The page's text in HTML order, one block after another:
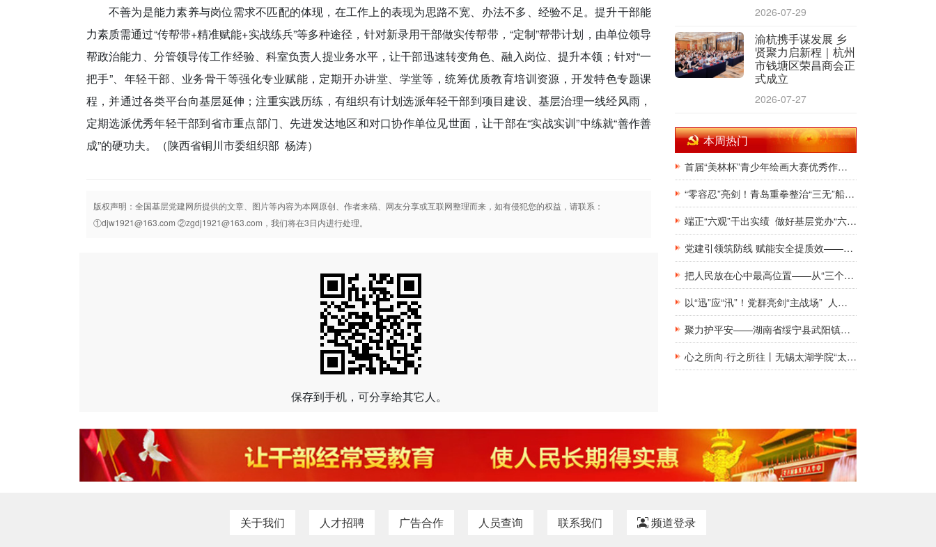
不善为是能力素养与岗位需求不匹配的体现，在工作上的表现为思路不宽、办法不多、经验不足。提升干部能
力素质需通过“传帮带+精准赋能+实战练兵”等多种途径，针对新录用干部做实传帮带，“定制”帮带计划，由单位领导
帮政治能力、分管领导传工作经验、科室负责人提业务水平，让干部迅速转变角色、融入岗位、提升本领；针对“一
把手”、年轻干部、业务骨干等强化专业赋能，定期开办讲堂、学堂等，统筹优质教育培训资源，开发特色专题课
程，并通过各类平台向基层延伸；注重实践历练，有组织有计划选派年轻干部到项目建设、基层治理一线经风雨，
定期选派优秀年轻干部到省市重点部门、先进发达地区和对口协作单位见世面，让干部在“实战实训”中练就“善作善
成”的硬功夫。
（陕西省铜川市委组织部 杨涛）
版权声明：全国基层党建网所提供的文章、图片等内容为本网原创、作者来稿、网友分享或互联网整理而来，如有侵犯您的权益，请联系：
①djw1921@163.com ②zgdj1921@163.com，我们将在3日内进行处理。
保存到手机，可分享给其它人。
2026-07-29
渝杭携手谋发展 乡
贤聚力启新程｜杭州
市钱塘区荣昌商会正
式成立
2026-07-27
本周热门
首届“美林杯”青少年绘画大赛优秀作品展在银川韩美林艺术馆隆重开幕
“零容忍”亮剑！青岛重拳整治“三无”船舶，斩断非法捕捞源头链条
端正“六观”干出实绩 做好基层党办“六有”干部
党建引领筑防线 赋能安全提质效——新钢集团工地工棚区域安全管理创新实践研究
把人民放在心中最高位置——从“三个坚持”领悟基层党建工作的为民初心
以“迅”应“汛”！党群亮剑“主战场” 人民至上“践初心”
聚力护平安——湖南省绥宁县武阳镇与消防救援队伍共庆建军佳节
心之所向·行之所往丨无锡太湖学院“太湖青年支教团”：三赴册亨，十年之约再启盛夏
关于我们 人才招聘 广告合作 人员查询 联系我们 频道登录